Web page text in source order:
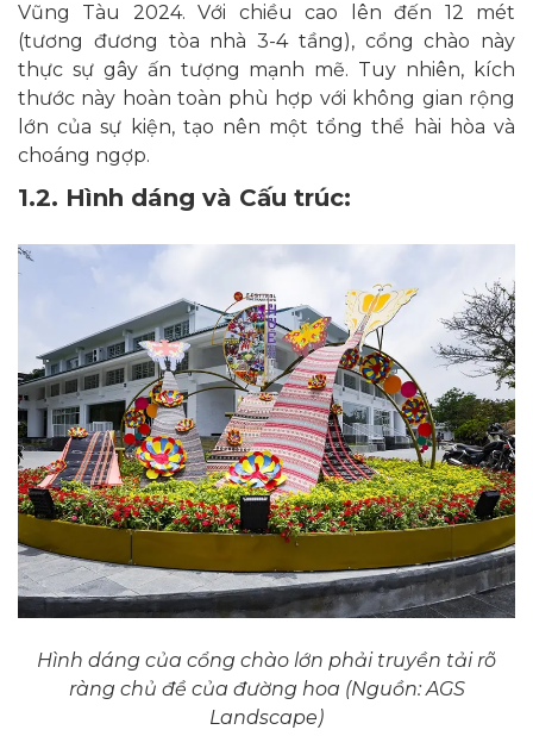
Vũng Tàu 2024. Với chiều cao lên đến 12 mét
(tương đương tòa nhà 3-4 tầng), cổng chào này
thực sự gây ấn tượng mạnh mẽ. Tuy nhiên, kích
thước này hoàn toàn phù hợp với không gian rộng
lớn của sự kiện, tạo nên một tổng thể hài hòa và
choáng ngợp.
1.2. Hình dáng và Cấu trúc:
Hình dáng của cổng chào lớn phải truyền tải rõ
ràng chủ đề của đường hoa (Nguồn: AGS
Landscape)